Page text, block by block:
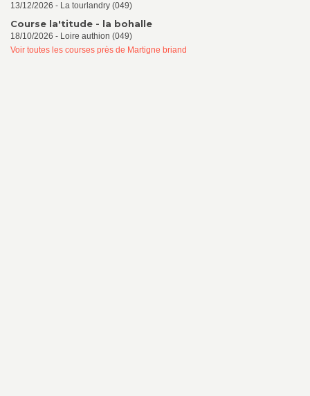
13/12/2026 - La tourlandry (049)
Course la'titude - la bohalle
18/10/2026 - Loire authion (049)
Voir toutes les courses près de Martigne briand